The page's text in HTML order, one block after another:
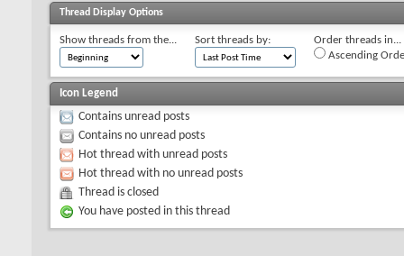
Thread Display Options
Show threads from the... Sort threads by:
Order threads in...
Ascending
Icon Legend
Contains unread posts
Contains no unread posts
Hot thread with unread posts
Hot thread with no unread posts
Thread is closed
You have posted in this thread